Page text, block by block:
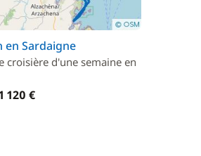
en Sardaigne
croisière d'une semaine en
120 €